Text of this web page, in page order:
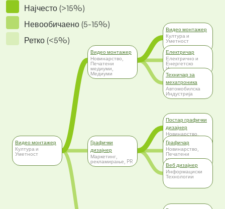
Најчесто (>15%)
Невообичаено (5-15%)
Ретко (<5%)
Видео монтажер
Култура и
Уметност
Видео монтажер
Новинарство,
Печатени
медиуми,
Медиуми
Графички
дизајнер
Маркетинг,
рекламирање, PR
Видео монтажер
Култура и
Уметност
Електричар
Електрично и
Енергетско
Инженерство
Техничар за
мехатроника
Автомобилска
Индустрија
Постар графички
дизајнер
Новинарство,
Печатени
медиуми,
Медиуми
Графичар
Новинарство,
Печатени
медиуми,
Медиуми
Веб дизајнер
Информациски
Технологии